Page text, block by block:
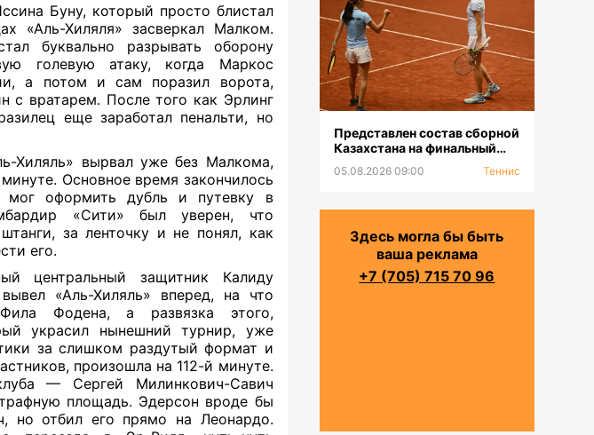
Буну, который просто блистал
«Аль-Хиляля» засверкал Малком.
буквально разрывать оборону
голевую атаку, когда Маркос
а потом и сам поразил ворота,
с вратарем. После того как Эрлинг
еще заработал пенальти, но
Хиляль» вырвал уже без Малкома,
Основное время закончилось
мог оформить дубль и путевку в
«Сити» был уверен, что
за ленточку и не понял, как
его.
центральный защитник Калиду
«Аль-Хиляль» вперед, на что
Фодена, а развязка этого,
украсил нынешний турнир, уже
за слишком раздутый формат и
произошла на 112-й минуте.
— Сергей Милинкович-Савич
площадь. Эдерсон вроде бы
но отбил его прямо на Леонардо.
Представлен состав сборной
Казахстана на финальный
Кинг-2026»
05.08.2026 09:00 Теннис
Здесь могла бы быть
ваша реклама
+7 (705) 715 70 96